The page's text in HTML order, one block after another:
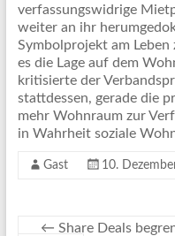
verfassungswidrige
weiter an ihr
Symbolprojekt am
es die Lage auf dem
kritisierte der
stattdessen, gerade die
mehr Wohnraum zur
in Wahrheit soziale
Gast 10.
← Share Deals